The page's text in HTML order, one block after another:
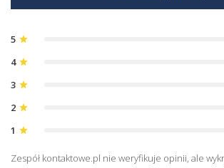
5 star
4 star
3 star
2 star
1 star
Zespół kontaktowe.pl nie weryfikuje opinii, ale